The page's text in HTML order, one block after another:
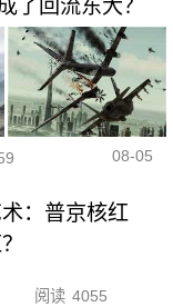
了回流东大？
08-05
：普京核红
阅读 4055